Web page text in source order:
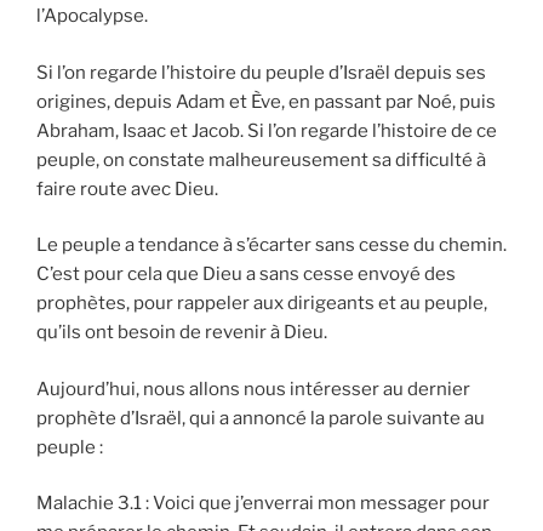
l’Apocalypse.
Si l’on regarde l’histoire du peuple d’Israël depuis ses
origines, depuis Adam et Ève, en passant par Noé, puis
Abraham, Isaac et Jacob. Si l’on regarde l’histoire de ce
peuple, on constate malheureusement sa difficulté à
faire route avec Dieu.
Le peuple a tendance à s’écarter sans cesse du chemin.
C’est pour cela que Dieu a sans cesse envoyé des
prophètes, pour rappeler aux dirigeants et au peuple,
qu’ils ont besoin de revenir à Dieu.
Aujourd’hui, nous allons nous intéresser au dernier
prophète d’Israël, qui a annoncé la parole suivante au
peuple :
Malachie 3.1 : Voici que j’enverrai mon messager pour